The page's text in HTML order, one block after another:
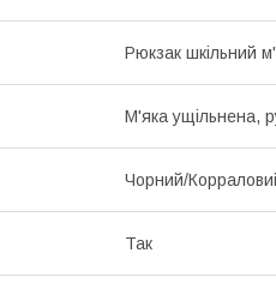
Рюкзак шкільний
М'яка ущільнена,
Чорний/
Так